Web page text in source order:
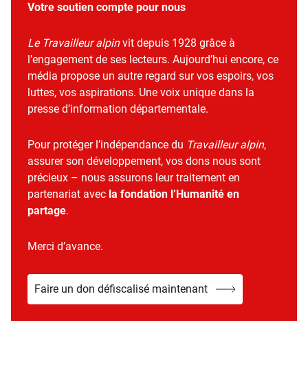
Votre soutien compte pour nous
Le Travailleur alpinvit depuis 1928 grâce à
l’engagement de ses lecteurs. Aujourd’hui encore, ce
média propose un autre regard sur vos espoirs, vos
luttes, vos aspirations. Une voix unique dans la
presse d’information départementale.
Pour protéger l’indépendance du Travailleur alpin,
assurer son développement, vos dons nous sont
précieux – nous assurons leur traitement en
partenariat avec la fondation l’Humanité en
partage.
Merci d’avance.
Faire un don défiscalisé maintenant